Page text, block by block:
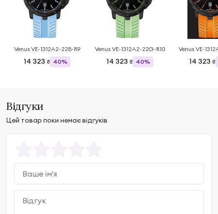
Venus VE-1312A2-22B-R9
14 323 ₴ 40%
Venus VE-1312A2-22G-R10
14 323 ₴ 40%
Venus VE-
14 323 ₴
Відгуки
Цей товар поки немає відгуків